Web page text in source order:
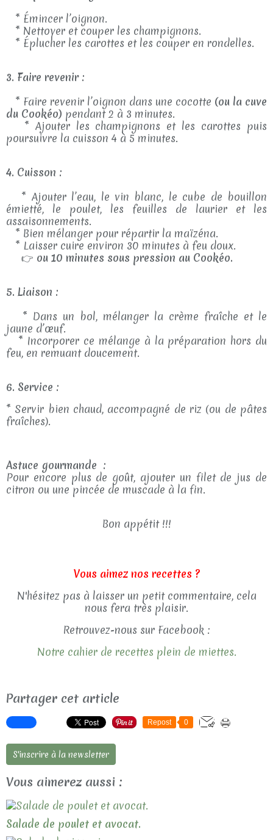
* Émincer l’oignon.
* Nettoyer et couper les champignons.
* Éplucher les carottes et les couper en rondelles.
3. Faire revenir :
* Faire revenir l’oignon dans une cocotte (ou la cuve
du Cookéo) pendant 2 à 3 minutes.
* Ajouter les champignons et les carottes puis
poursuivre la cuisson 4 à 5 minutes.
4. Cuisson :
* Ajouter l’eau, le vin blanc, le cube de bouillon
émietté, le poulet, les feuilles de laurier et les
assaisonnements.
* Bien mélanger pour répartir la maïzéna.
* Laisser cuire environ 30 minutes à feu doux.
👉 ou 10 minutes sous pression au Cookéo.
5. Liaison :
* Dans un bol, mélanger la crème fraîche et le
jaune d’œuf.
* Incorporer ce mélange à la préparation hors du
feu, en remuant doucement.
6. Service :
* Servir bien chaud, accompagné de riz (ou de pâtes
fraîches).
Astuce gourmande :
Pour encore plus de goût, ajouter un filet de jus de
citron ou une pincée de muscade à la fin.
Bon appétit !!!
Vous aimez nos recettes ?
N'hésitez pas à laisser un petit commentaire, cela
nous fera très plaisir.
Retrouvez-nous sur Facebook :
Notre cahier de recettes plein de miettes.
Partager cet article
Repost 0
S'inscrire à la newsletter
Vous aimerez aussi :
Salade de poulet et avocat.